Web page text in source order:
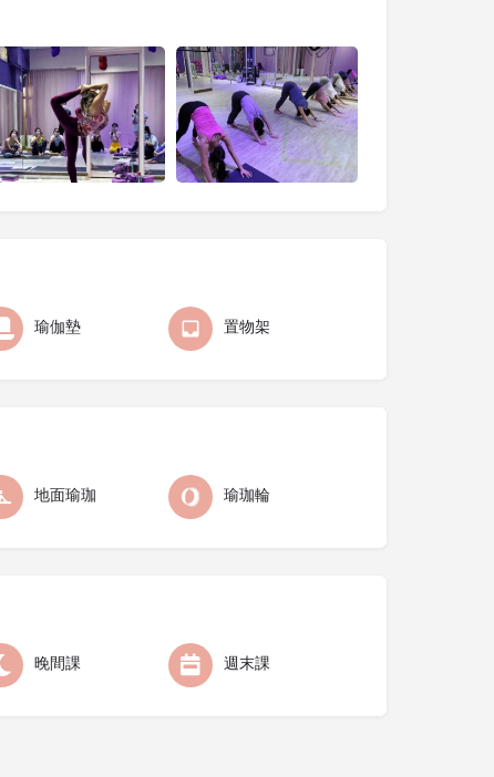
瑜伽墊 置物架
地面瑜珈 瑜珈輪
晚間課 週末課